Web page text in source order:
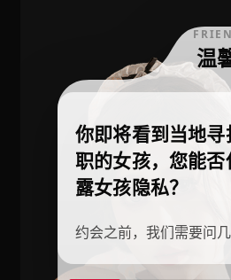
温
你即将看到当地
职的女孩，您能
露女孩隐私？
约会之前，我们需要问几